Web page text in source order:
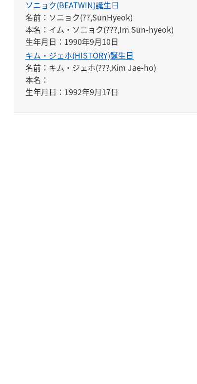
ソニョク(BEATWIN)誕生日
名前：ソニョク(??,SunHyeok)
本名：イム・ソニョク(???,Im Sun-hyeok)
生年月日：1990年9月10日
キム・ジェホ(HISTORY)誕生日
名前：キム・ジェホ(???,Kim Jae-ho)
本名：
生年月日：1992年9月17日